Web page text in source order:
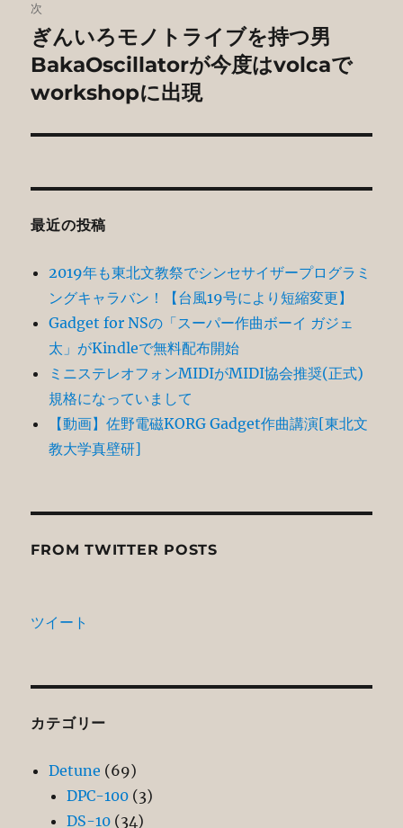
ー
シ
ョ
ン
次
次
の
投
ぎんいろモノトライブを持つ男
BakaOscillatorが今度はvolcaで
workshopに出現
最近の投稿
2019年も東北文教祭でシンセサイザープログラミ
ングキャラバン！【台風19号により短縮変更】
Gadget for NSの「スーパー作曲ボーイ ガジェ
太」がKindleで無料配布開始
ミニステレオフォンMIDIがMIDI協会推奨(正式)
規格になっていまして
【動画】佐野電磁KORG Gadget作曲講演[東北文
教大学真壁研]
FROM TWITTER POSTS
ツイート
カテゴリー
Detune (69)
DPC-100 (3)
DS-10 (34)